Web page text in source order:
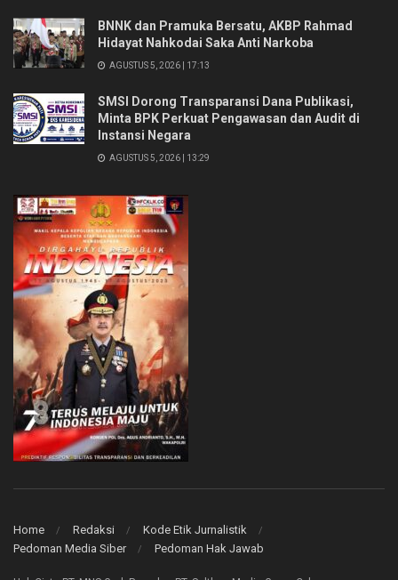
BNNK dan Pramuka Bersatu, AKBP Rahmad
Hidayat Nahkodai Saka Anti Narkoba
AGUSTUS 5, 2026 | 17:13
SMSI Dorong Transparansi Dana Publikasi,
Minta BPK Perkuat Pengawasan dan Audit di
Instansi Negara
AGUSTUS 5, 2026 | 13:29
Home Redaksi
Kode Etik Jurnalistik
Pedoman Media Siber
Pedoman Hak Jawab